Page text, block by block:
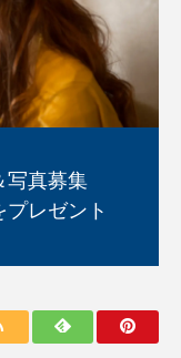
真募集
レゼント